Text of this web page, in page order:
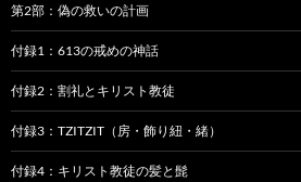
第2部：偽の救いの計画
付録1：613の戒めの神話
付録2：割礼とキリスト教徒
付録3：TZITZIT（房・飾り紐・緒）
付録4：キリスト教徒の髪と髭